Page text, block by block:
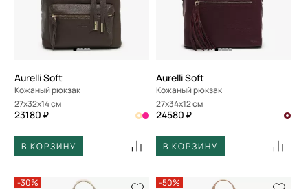
Aurelli Soft
Кожаный рюкзак
27x32x14 см
23180 ₽
В КОРЗИНУ
Aurelli Soft
Кожаный рюкзак
27x34x12 см
24580 ₽
В КОРЗИНУ
-30% -50%